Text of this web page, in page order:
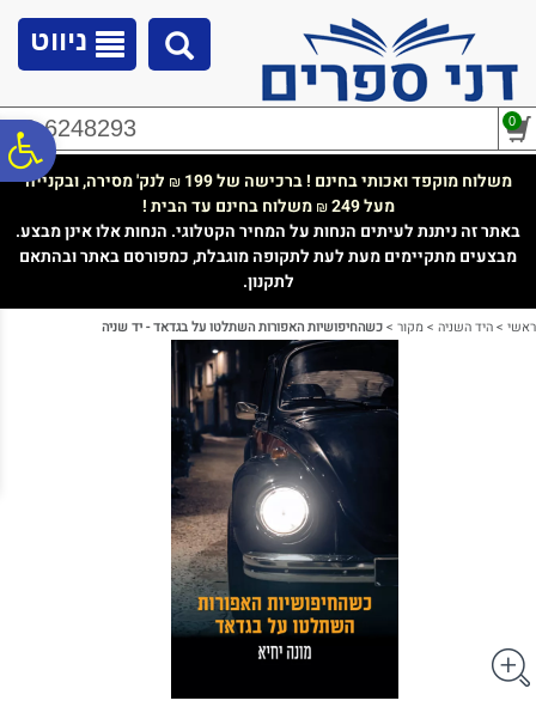
נגישות
ניווט
02-6248293 0
משלוח מוקפד ואכותי בחינם ! ברכישה של 199 ₪ לנק' מסירה, ובקנייה
מעל 249
₪משלוח בחינם עד הבית !
באתר זה ניתנת לעיתים הנחות על המחיר הקטלוגי. הנחות אלו אינן מבצע.
מבצעים מתקיימים מעת לעת לתקופה מוגבלת, כמפורסם באתר ובהתאם
לתקנון.
ראשי >היד השניה >מקור >כשהחיפושיות האפורות השתלטו על בגדאד - יד שניה